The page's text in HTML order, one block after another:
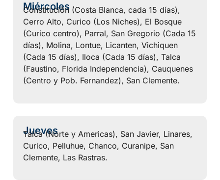
Miércoles
Constitución (Costa Blanca, cada 15 días),
Cerro Alto, Curico (Los Niches), El Bosque
(Curico centro), Parral, San Gregorio (Cada 15
días), Molina, Lontue, Licanten, Vichiquen
(Cada 15 días), Iloca (Cada 15 días), Talca
(Faustino, Florida Independencia), Cauquenes
(Centro y Pob. Fernandez), San Clemente.
Jueves
Talca (Norte y Americas), San Javier, Linares,
Curico, Pelluhue, Chanco, Curanipe, San
Clemente, Las Rastras.